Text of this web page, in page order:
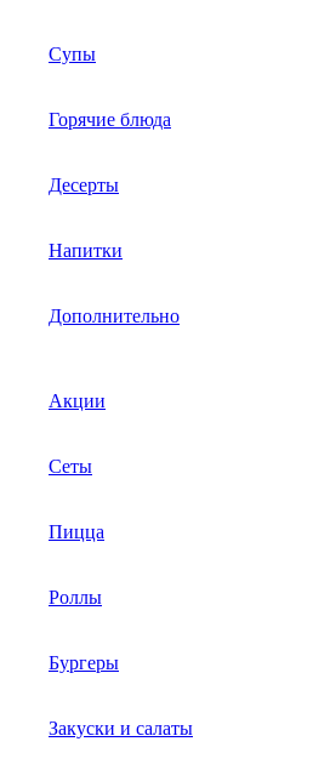
Супы
Горячие блюда
Десерты
Напитки
Дополнительно
Акции
Сеты
Пицца
Роллы
Бургеры
Закуски и салаты